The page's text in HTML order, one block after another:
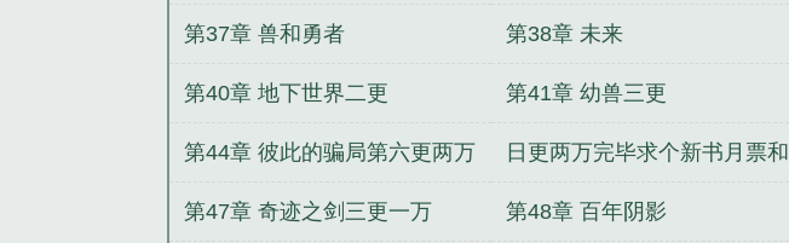
第37章 兽和勇者 第38章 未来
第40章 地下世界二更 第41章 幼兽三更
第44章 彼此的骗局第六更两万
完成
日更两万完毕求个新书月票和
订阅
第47章 奇迹之剑三更一万 第48章 百年阴影